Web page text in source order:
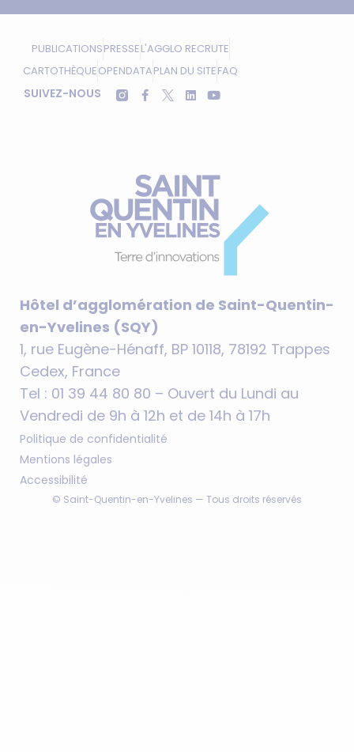
PUBLICATIONSPRESSEL'AGGLO RECRUTE
CARTOTHÈQUEOPENDATAPLAN DU SITEFAQ
SUIVEZ-NOUS
Hôtel d’agglomération de Saint-Quentin-
en-Yvelines (SQY)
1, rue Eugène-Hénaff, BP 10118, 78192 Trappes
Cedex, France
Tel : 01 39 44 80 80 – Ouvert du Lundi au
Vendredi de 9h à 12h et de 14h à 17h
Politique de confidentialité
Mentions légales
Accessibilité
© Saint-Quentin-en-Yvelines — Tous droits réservés